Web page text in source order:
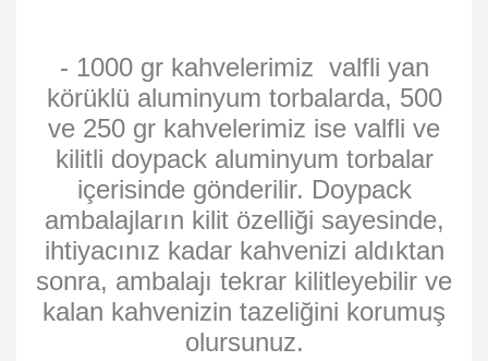
- 1000 gr kahvelerimiz valfli yan
körüklü aluminyum torbalarda, 500
ve 250 gr kahvelerimiz ise valfli ve
kilitli doypack aluminyum torbalar
içerisinde gönderilir. Doypack
ambalajların kilit özelliği sayesinde,
ihtiyacınız kadar kahvenizi aldıktan
sonra, ambalajı tekrar kilitleyebilir ve
kalan kahvenizin tazeliğini korumuş
olursunuz.